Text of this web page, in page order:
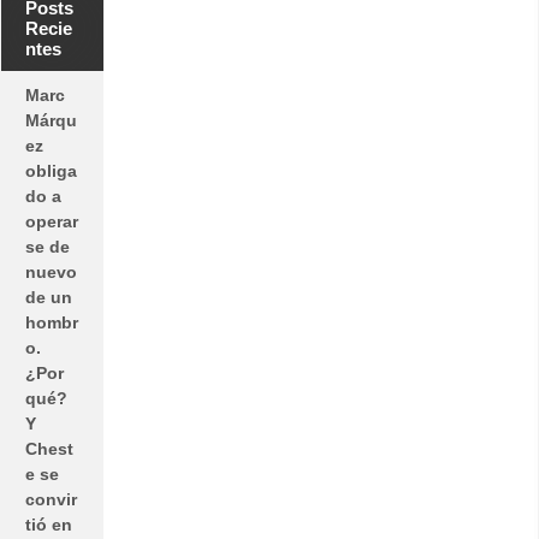
Posts
Recie
ntes
Marc
Márqu
ez
obliga
do a
operar
se de
nuevo
de un
hombr
o.
¿Por
qué?
Y
Chest
e se
convir
tió en